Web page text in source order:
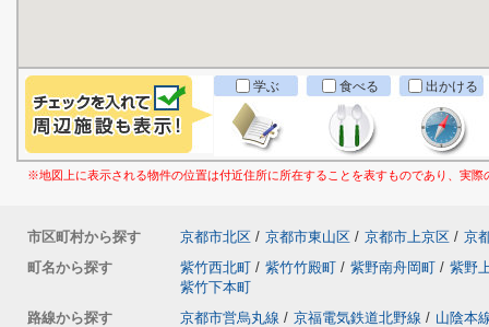
学ぶ 食べる 出かける
※地図上に表示される物件の位置は付近住所に所在することを表すものであり、実
市区町村から探す 京都市北区 / 京都市東山区 / 京都市上京区 / 京
町名から探す
紫竹西北町 / 紫竹竹殿町 / 紫野南舟岡町 / 紫野
紫竹下本町
路線から探す
京都市営烏丸線 / 京福電気鉄道北野線 / 山陰本